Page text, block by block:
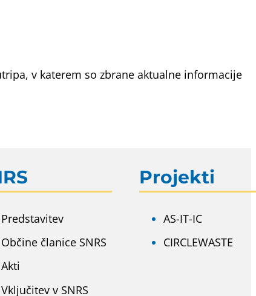
v katerem so zbrane aktualne informacije
Predstavitev
Občine članice SNRS
Akti
Vključitev v SNRS
Projekti
AS-IT-IC
CIRCLEWASTE